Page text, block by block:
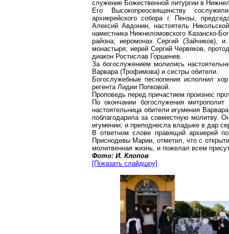
служение Божественной литургии в
Его Высокопреосвященству
архиерейского собора г. Пензы,
Алексий Авдонин, настоятель
наместника Нижнеломовского Казанско-
района; иеромонах Сергий (Зайчиков),
монастыря; иерей Сергий Червяков,
диакон Ростислав Горшенев.
За богослужением молились
Варвара (Трофимова) и сестры обители.
Богослужебные песнопения исполнил
регента Лидии Попковой.
Проповедь перед причастием произнес
По окончании богослужения
настоятельница обители игумения
поблагодарила за совместную молитву.
игумении, и преподнесла владыке в дар
В ответном слове правящий архиерей
Приснодевы Марии, отметил, что с
молитвенная жизнь, и пожелал всем
Фото: И. Клопов
[Показать слайдшоу]